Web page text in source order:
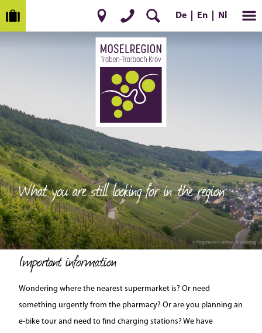
De En Nl
© Hegemann´s online_marketing
What you are still looking for in the region
Important information
Wondering where the nearest supermarket is? Or need
something urgently from the pharmacy? Or are you planning an
e-bike tour and need to find charging stations? We have